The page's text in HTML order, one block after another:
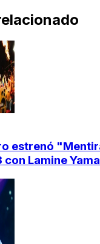
estrenó
con Lamine